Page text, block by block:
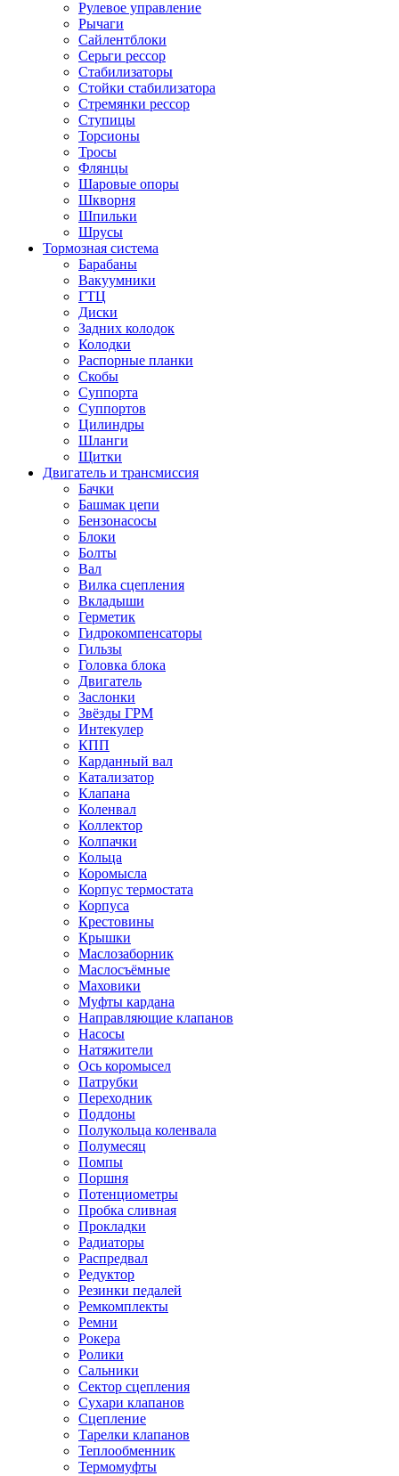
Рулевое управление
Рычаги
Сайлентблоки
Серьги рессор
Стабилизаторы
Стойки стабилизатора
Стремянки рессор
Ступицы
Торсионы
Тросы
Флянцы
Шаровые опоры
Шкворня
Шпильки
Шрусы
Тормозная система
Барабаны
Вакуумники
ГТЦ
Диски
Задних колодок
Колодки
Распорные планки
Скобы
Суппорта
Суппортов
Цилиндры
Шланги
Щитки
Двигатель и трансмиссия
Бачки
Башмак цепи
Бензонасосы
Блоки
Болты
Вал
Вилка сцепления
Вкладыши
Герметик
Гидрокомпенсаторы
Гильзы
Головка блока
Двигатель
Заслонки
Звёзды ГРМ
Интекулер
КПП
Карданный вал
Катализатор
Клапана
Коленвал
Коллектор
Колпачки
Кольца
Коромысла
Корпус термостата
Корпуса
Крестовины
Крышки
Маслозаборник
Маслосъёмные
Маховики
Муфты кардана
Направляющие клапанов
Насосы
Натяжители
Ось коромысел
Патрубки
Переходник
Поддоны
Полукольца коленвала
Полумесяц
Помпы
Поршня
Потенциометры
Пробка сливная
Прокладки
Радиаторы
Распредвал
Редуктор
Резинки педалей
Ремкомплекты
Ремни
Рокера
Ролики
Сальники
Сектор сцепления
Сухари клапанов
Сцепление
Тарелки клапанов
Теплообменник
Термомуфты